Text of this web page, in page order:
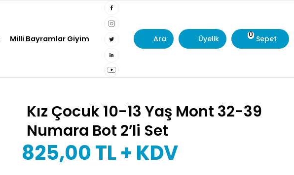
Milli Bayramlar Giyim Ara Üyelik 0 Sepet
Kız Çocuk 10-13 Yaş Mont 32-39
Numara Bot 2′li Set
825,00TL + KDV